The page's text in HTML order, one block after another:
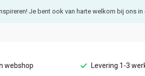
Je bent ook van harte welkom bij ons
webshop Levering 1-3